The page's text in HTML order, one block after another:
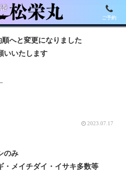
へと変更になりました
いいたします
2023.07.17
のみ
メイチダイ・イサキ多数等
ご予約